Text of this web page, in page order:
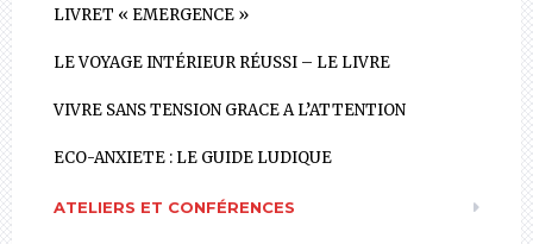
LIVRET « EMERGENCE »
LE VOYAGE INTÉRIEUR RÉUSSI – LE LIVRE
VIVRE SANS TENSION GRACE A L’ATTENTION
ECO-ANXIETE : LE GUIDE LUDIQUE
ATELIERS ET CONFÉRENCES